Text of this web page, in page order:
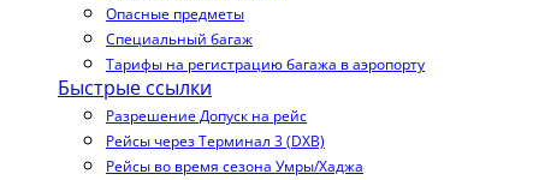
Опасные предметы
Специальный багаж
Тарифы на регистрацию багажа в аэропорту
Быстрые ссылки
Разрешение Допуск на рейс
Рейсы через Терминал 3 (DXB)
Рейсы во время сезона Умры/Хаджа